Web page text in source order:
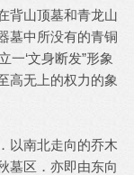
背山顶墓和青龙山
墓中所没有的青铜
一‘文身断发”形象
高无上的权力的象
以南北走向的乔木
墓区．亦即由东向